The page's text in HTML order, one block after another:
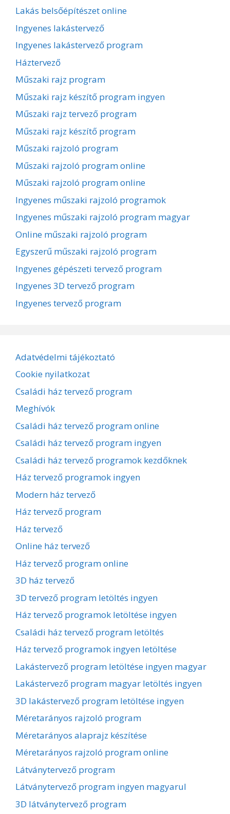
Lakás belsőépítészet online
Ingyenes lakástervező
Ingyenes lakástervező program
Háztervező
Műszaki rajz program
Műszaki rajz készítő program ingyen
Műszaki rajz tervező program
Műszaki rajz készítő program
Műszaki rajzoló program
Műszaki rajzoló program online
Műszaki rajzoló program online
Ingyenes műszaki rajzoló programok
Ingyenes műszaki rajzoló program magyar
Online műszaki rajzoló program
Egyszerű műszaki rajzoló program
Ingyenes gépészeti tervező program
Ingyenes 3D tervező program
Ingyenes tervező program
Adatvédelmi tájékoztató
Cookie nyilatkozat
Családi ház tervező program
Meghívók
Családi ház tervező program online
Családi ház tervező program ingyen
Családi ház tervező programok kezdőknek
Ház tervező programok ingyen
Modern ház tervező
Ház tervező program
Ház tervező
Online ház tervező
Ház tervező program online
3D ház tervező
3D tervező program letöltés ingyen
Ház tervező programok letöltése ingyen
Családi ház tervező program letöltés
Ház tervező programok ingyen letöltése
Lakástervező program letöltése ingyen magyar
Lakástervező program magyar letöltés ingyen
3D lakástervező program letöltése ingyen
Méretarányos rajzoló program
Méretarányos alaprajz készítése
Méretarányos rajzoló program online
Látványtervező program
Látványtervező program ingyen magyarul
3D látványtervező program